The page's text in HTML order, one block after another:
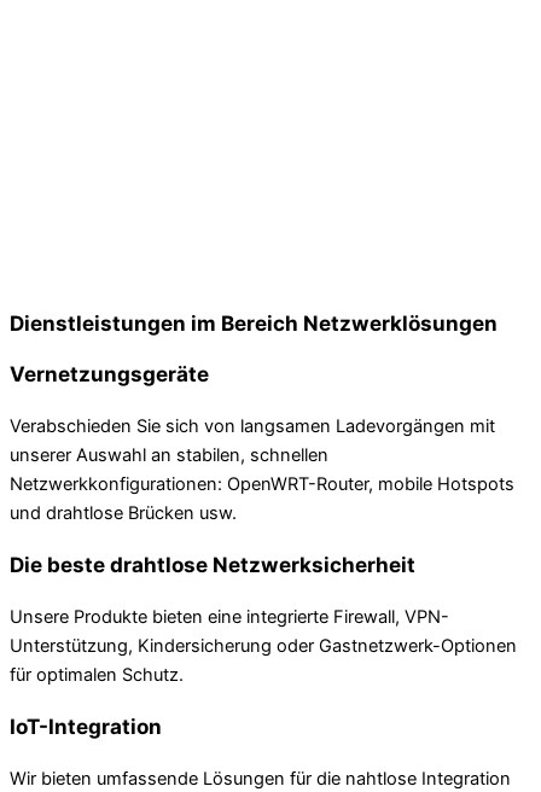
Dienstleistungen im Bereich Netzwerklösungen
Vernetzungsgeräte
Verabschieden Sie sich von langsamen Ladevorgängen mit
unserer Auswahl an stabilen, schnellen
Netzwerkkonfigurationen: OpenWRT-Router, mobile Hotspots
und drahtlose Brücken usw.
Die beste drahtlose Netzwerksicherheit
Unsere Produkte bieten eine integrierte Firewall, VPN-
Unterstützung, Kindersicherung oder Gastnetzwerk-Optionen
für optimalen Schutz.
IoT-Integration
Wir bieten umfassende Lösungen für die nahtlose Integration